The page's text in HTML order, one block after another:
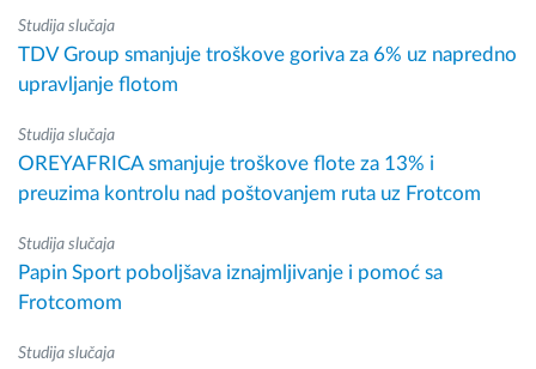
Studija slučaja
TDV Group smanjuje troškove goriva za 6% uz napredno
upravljanje flotom
Studija slučaja
OREYAFRICA smanjuje troškove flote za 13% i
preuzima kontrolu nad poštovanjem ruta uz Frotcom
Studija slučaja
Papin Sport poboljšava iznajmljivanje i pomoć sa
Frotcomom
Studija slučaja